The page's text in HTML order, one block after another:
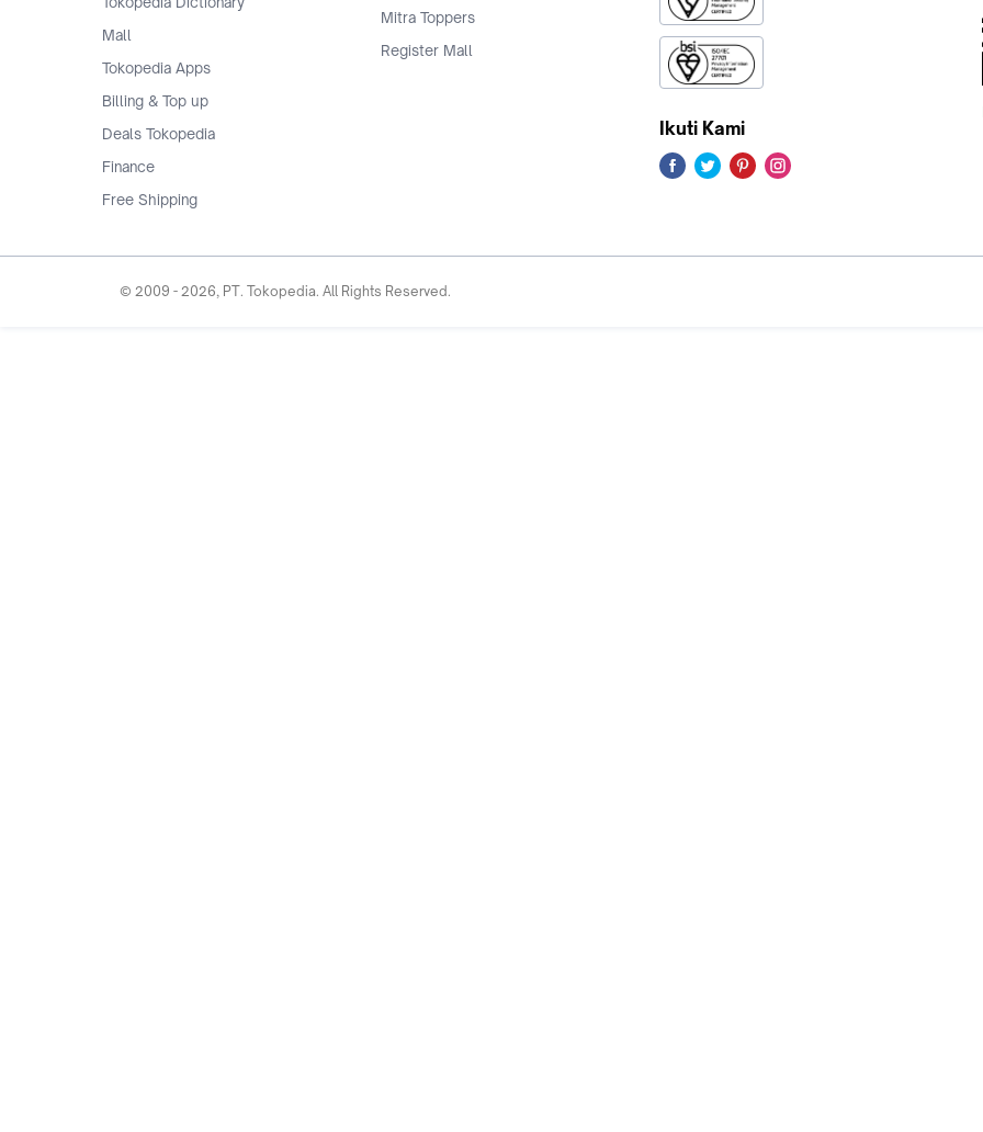
Mall
Tokopedia Apps
Billing & Top up
Deals Tokopedia
Finance
Free Shipping
Mitra Toppers
Register Mall
Ikuti Kami
© 2009 - 2026, PT. Tokopedia. All Rights Reserved.